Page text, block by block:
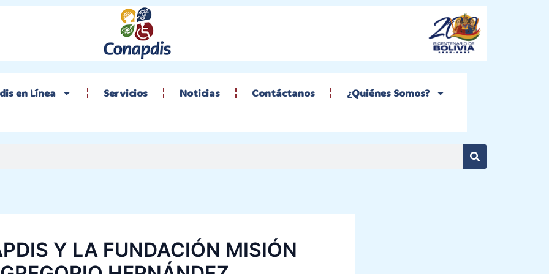
en Línea Servicios Noticias Contáctanos ¿Quiénes Somos?
Search
Y LA FUNDACIÓN MISIÓN